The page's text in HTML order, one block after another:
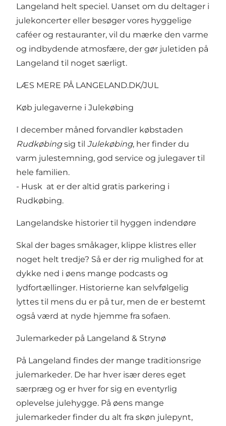
Langeland helt speciel. Uanset om du deltager i
julekoncerter eller besøger vores hyggelige
caféer og restauranter, vil du mærke den varme
og indbydende atmosfære, der gør juletiden på
Langeland til noget særligt.
LÆS MERE PÅ LANGELAND.DK/JUL
Køb julegaverne i Julekøbing
I december måned forvandler købstaden
Rudkøbingsig til Julekøbing, her finder du
varm julestemning, god service og julegaver til
hele familien.
- Husk at er der altid gratis parkering i
Rudkøbing.
Langelandske historier til hyggen indendøre
Skal der bages småkager, klippe klistres eller
noget helt tredje? Så er der rig mulighed for at
dykke ned i øens mange podcasts og
lydfortællinger. Historierne kan selvfølgelig
lyttes til mens du er på tur, men de er bestemt
også værd at nyde hjemme fra sofaen.
Julemarkeder på Langeland & Strynø
På Langeland findes der mange traditionsrige
julemarkeder. De har hver især deres eget
særpræg og er hver for sig en eventyrlig
oplevelse julehygge. På øens mange
julemarkeder finder du alt fra skøn julepynt,